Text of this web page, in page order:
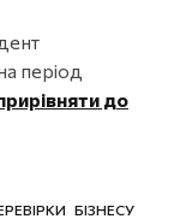
період
до
БІЗНЕСУ